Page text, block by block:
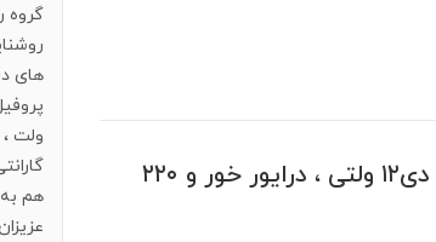
انواع ریسه ال ای دی۱۲ ولتی ، درایور خور و ۲۲۰
گروه
های
ولت
هم